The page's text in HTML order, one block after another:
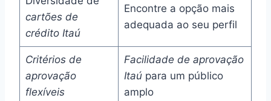
cartões de
crédito Itaú
Encontre a opção mais
adequada ao seu perfil
Critérios de
aprovação
flexíveis
Facilidade de aprovação
Itaúpara um público
amplo